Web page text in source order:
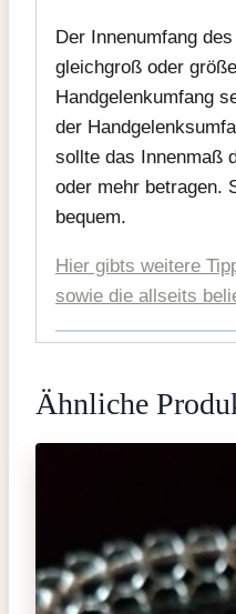
Der Innenumfang
gleichgroß oder
Handgelenkumfang
der
sollte das Innenmaß
oder mehr betragen.
bequem.
Hier gibts weitere
sowie die allseits
Ähnliche